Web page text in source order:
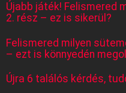
Újabb játék! Felismered
2. rész – ez is sikerül?
Felismered milyen
– ezt is könnyedén
Újra 6 találós kérdés,